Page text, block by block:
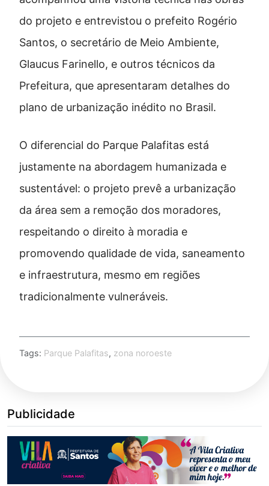
do projeto e entrevistou o prefeito Rogério
Santos, o secretário de Meio Ambiente,
Glaucus Farinello, e outros técnicos da
Prefeitura, que apresentaram detalhes do
plano de urbanização inédito no Brasil.
O diferencial do Parque Palafitas está
justamente na abordagem humanizada e
sustentável: o projeto prevê a urbanização
da área sem a remoção dos moradores,
respeitando o direito à moradia e
promovendo qualidade de vida, saneamento
e infraestrutura, mesmo em regiões
tradicionalmente vulneráveis.
Tags: Parque Palafitas, zona noroeste
Publicidade